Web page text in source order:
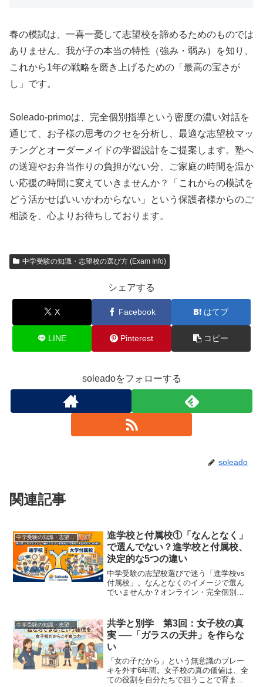
春の模試は、一喜一憂して志望校を諦めるためのものでは
ありません。我が子の本当の特性（強み・弱み）を知り、
これから1年の戦略を磨き上げるための「最高の宝さが
し」です。
Soleado-primoは、完全個別指導という密度の濃い対話を
通じて、お子様の思考のクセを分析し、最適な志望校マッ
チングとオーダーメイドの学習設計をご提案します。塾へ
の送迎やお弁当作りの負担がない分、ご家庭の時間を温か
い応援の時間に変えていきませんか？「これからの模試を
どう活かせばいいかわからない」という保護者様からのご
相談を、心よりお待ちしております。
中学受験の知識・志望校の選び方 (Exam Info)
シェアする
X Facebook はてブ
LINE Pinterest コピー
soleadoをフォローする
soleado
関連記事
中学受験の知識・志望校の選び方 (Exam Info)
進学校と付属校①「なんとなく」
で選んでない？進学校と付属校、
決定的な5つの違い
中学受験の志望校選びで迷う「進学校vs
付属校」。なんとなくのイメージで選ん
でいませんか？オンライン・完全個別指
する「決定的な5つの違い」をプロの視点
で徹底解説。わが子に最適な環境を見極
めるための第一歩です。
共学と別学 第3回：女子校の真
実 ──「ガラスの天井」を作らな
い
「女の子だから」という無意識のブレー
キを外す6年間。女子校の真の価値は、全
ての役割を自分たちで担うことで育まれ